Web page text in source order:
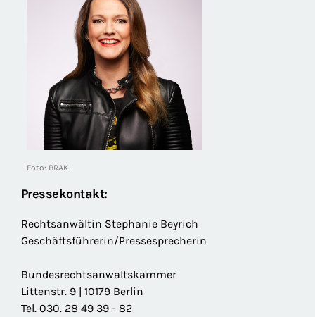
Foto: BRAK
Pressekontakt:
Rechtsanwältin Stephanie Beyrich
Geschäftsführerin/Pressesprecherin
Bundesrechtsanwaltskammer
Littenstr. 9 | 10179 Berlin
Tel. 030. 28 49 39 - 82